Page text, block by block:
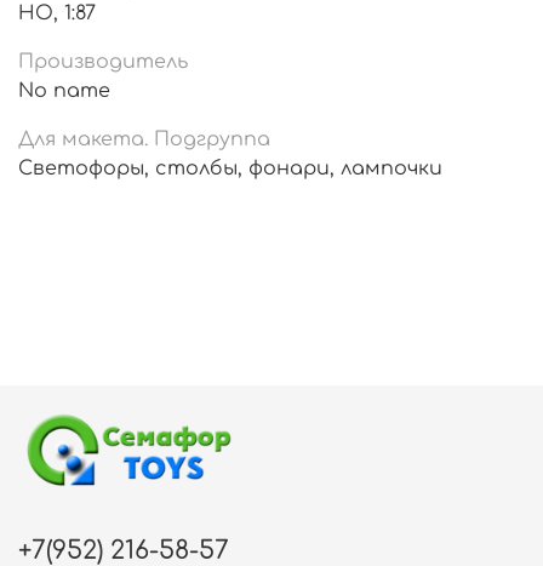
HO, 1:87
Производитель
No name
Для макета. Подгруппа
Светофоры, столбы, фонари, лампочки
+7(952) 216-58-57